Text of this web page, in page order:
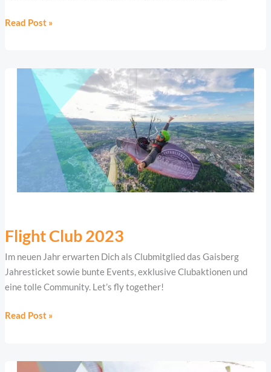
Read Post »
Flight Club 2023
Im neuen Jahr erwarten Dich als Clubmitglied das Gaisberg
Jahresticket sowie bunte Events, exklusive Clubaktionen und
eine tolle Community. Let’s fly together!
Club
2023
Read Post »